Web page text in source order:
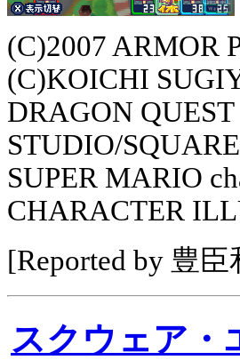
(C)2007 ARMOR
(C)KOICHI
DRAGON
STUDIO/
SUPER MARIO
CHARACTER
[Reported by 豊臣
スクウェア・